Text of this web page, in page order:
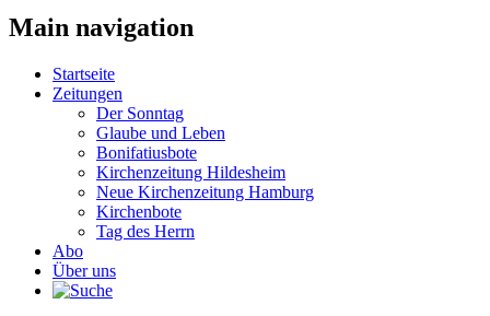
Main navigation
Startseite
Zeitungen
Der Sonntag
Glaube und Leben
Bonifatiusbote
Kirchenzeitung Hildesheim
Neue Kirchenzeitung Hamburg
Kirchenbote
Tag des Herrn
Abo
Über uns